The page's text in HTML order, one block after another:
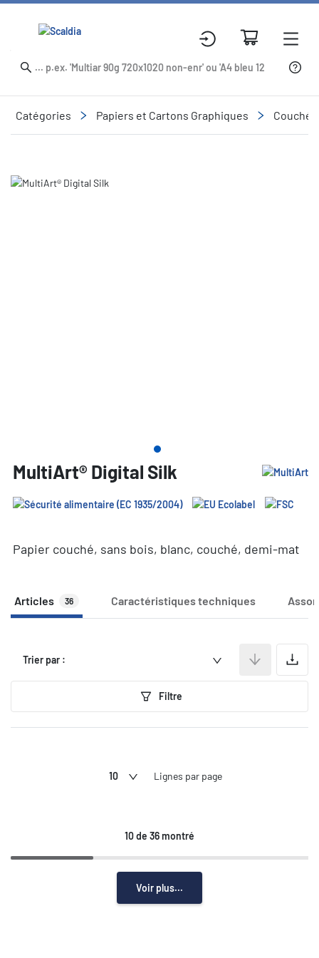
Catégories Papiers et Cartons Graphiques Couché
Slide 1 of 1
MultiArt® Digital Silk
Papier couché, sans bois, blanc, couché, demi-mat
Articles 36 Caractéristiques techniques
Trier par :
Filtre
10 Lignes par page
10 de 36 montré
Voir plus...